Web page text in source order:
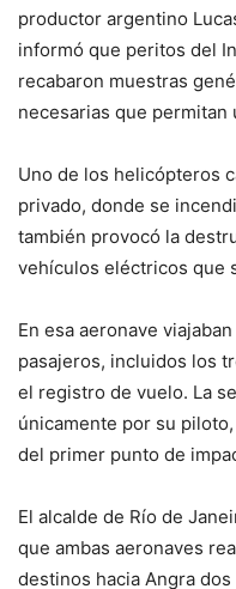
productor argentino
informó que peritos del
recabaron muestras
necesarias que
Uno de los helicópteros
privado, donde se
también provocó la
vehículos eléctricos que
En esa aeronave
pasajeros, incluidos los
el registro de vuelo. La
únicamente por su
del primer punto de
El alcalde de Río de
que ambas aeronaves
destinos hacia Angra